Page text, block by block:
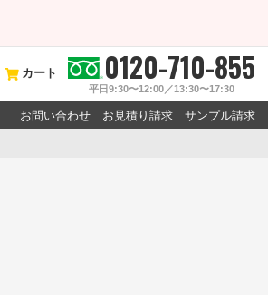
カート 0120-710-855
平日9:30〜12:00／13:30〜17:30
お問い合わせ お見積り請求 サンプル請求